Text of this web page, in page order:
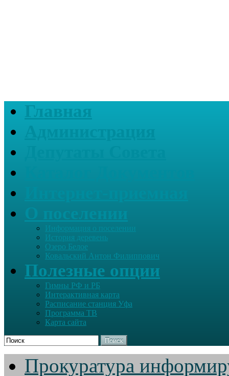
Главная
Информация о поселении
История деревень
Озеро Белое
Ковальский Антон Филиппович
Полезные опции
Гимны РФ и РБ
Интерактивная карта
Расписание станция Уфа
Программа ТВ
Карта сайта
Поиск
Прокуратура